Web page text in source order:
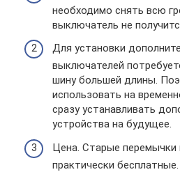
необходимо снять всю
выключатель не
Для установки
выключателей
шину большей длины.
использовать на
сразу устанавливать
устройства на будущее.
Цена. Старые перемычки
практически